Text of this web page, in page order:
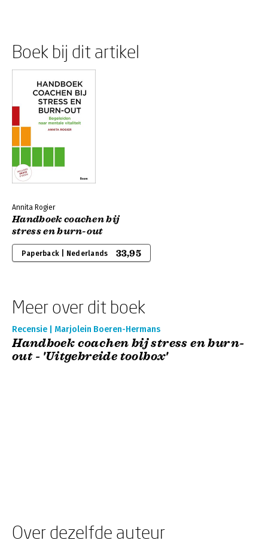
Boek bij dit artikel
Annita Rogier
Handboek coachen bij
stress en burn-out
Paperback | Nederlands 33,95
Meer over dit boek
Recensie | Marjolein Boeren-Hermans
Handboek coachen bij stress en burn-
out - 'Uitgebreide toolbox'
Over dezelfde auteur